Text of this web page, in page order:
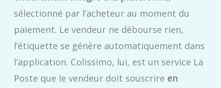
sélectionné par l’acheteur au moment du
paiement. Le vendeur ne débourse rien,
l’étiquette se génère automatiquement dans
l’application. Colissimo, lui, est un service La
Poste que le vendeur doit souscrire en